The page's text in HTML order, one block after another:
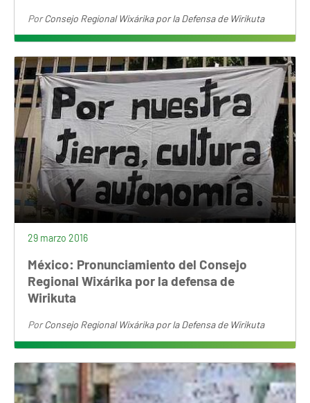
PorConsejo Regional Wixárika por la Defensa de Wirikuta
29 marzo 2016
México: Pronunciamiento del Consejo
Regional Wixárika por la defensa de
Wirikuta
PorConsejo Regional Wixárika por la Defensa de Wirikuta